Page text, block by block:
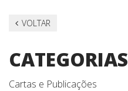
VOLTAR
CATEGORIAS
Cartas e Publicações